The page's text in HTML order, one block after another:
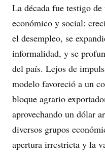
La década fue testigo
económico y social:
el desempleo, se
informalidad, y se
del país. Lejos de
modelo favoreció a un
bloque agrario
aprovechando un dólar
diversos grupos
apertura irrestricta y la